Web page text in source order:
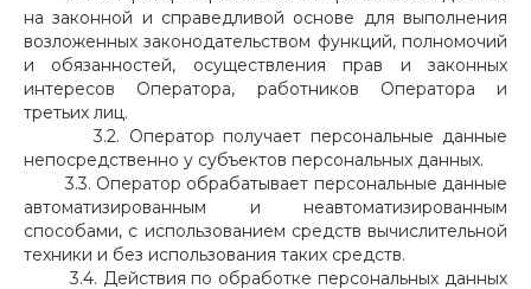
на законной и справедливой основе для выполнения
возложенных законодательством функций, полномочий
и обязанностей, осуществления прав и законных
интересов Оператора, работников Оператора и
третьих лиц.
3.2. Оператор получает персональные данные
непосредственно у субъектов персональных данных.
3.3. Оператор обрабатывает персональные данные
автоматизированным и неавтоматизированным
способами, с использованием средств вычислительной
техники и без использования таких средств.
3.4. Действия по обработке персональных данных